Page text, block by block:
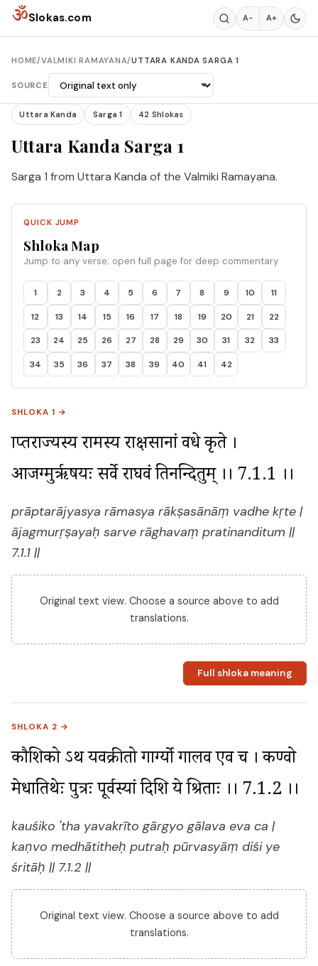
Skip to content
ॐSlokas.com A− A+
HOME/VALMIKI RAMAYANA/UTTARA KANDA SARGA 1
SOURCE
Uttara Kanda Sarga 1 42 Shlokas
Uttara Kanda Sarga 1
Sarga 1 from Uttara Kanda of the Valmiki Ramayana.
QUICK JUMP
Shloka Map
Jump to any verse; open full page for deep commentary.
1 2 3 4 5 6 7 8 9 10 11
12 13 14 15 16 17 18 19 20 21 22
23 24 25 26 27 28 29 30 31 32 33
34 35 36 37 38 39 40 41 42
SHLOKA 1 →
प्राप्तराज्यस्य रामस्य राक्षसानां वधे कृते ।
आजग्मुर्ऋषयः सर्वे राघवं प्रतिनन्दितुम् ।। 7.1.1 ।।
prāptarājyasya rāmasya rākṣasānāṃ vadhe kṛte |
ājagmurṛṣayaḥ sarve rāghavaṃ pratinanditum ||
7.1.1 ||
Original text view. Choose a source above to add
translations.
Full shloka meaning
SHLOKA 2 →
कौशिको ऽथ यवक्रीतो गार्ग्यो गालव एव च । कण्वो
मेधातिथेः पुत्रः पूर्वस्यां दिशि ये श्रिताः ।। 7.1.2 ।।
kauśiko 'tha yavakrīto gārgyo gālava eva ca |
kaṇvo medhātitheḥ putraḥ pūrvasyāṃ diśi ye
śritāḥ || 7.1.2 ||
Original text view. Choose a source above to add
translations.